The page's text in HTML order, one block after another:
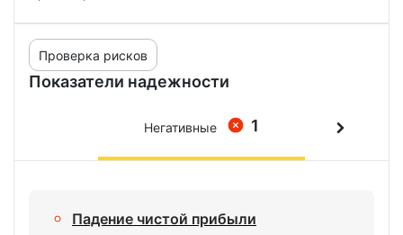
Показатели надежности
Проверка рисков
1
Негативные
Падение чистой прибыли